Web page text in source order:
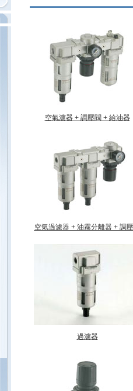
空氣濾器 + 調壓閥 + 給油器
空氣過濾器 + 油霧分離器 + 調
過濾器